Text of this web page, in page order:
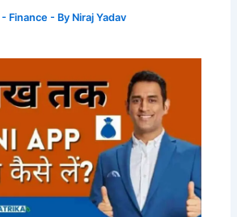
- Finance - By Niraj Yadav